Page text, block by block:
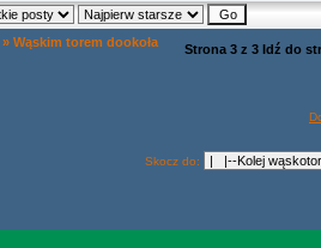
» Wąskim torem dookoła
Strona 3 z 3 Idź do
Skocz do: